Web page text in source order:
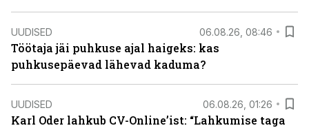
UUDISED 06.08.26, 08:46
Töötaja jäi puhkuse ajal haigeks: kas
puhkusepäevad lähevad kaduma?
UUDISED 06.08.26, 01:26
Karl Oder lahkub CV-Online’ist: “Lahkumise taga